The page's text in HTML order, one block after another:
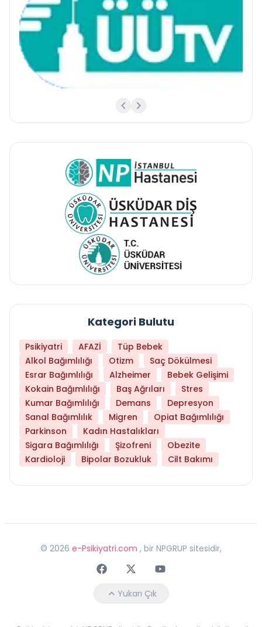
Kategori Bulutu
Psikiyatri AFAZİ
Tüp Bebek
Alkol Bağımlılığı
Otizm
Saç Dökülmesi
Esrar Bağımlılığı
Alzheimer
Bebek Gelişimi
Kokain Bağımlılığı
Baş Ağrıları
Stres
Kumar Bağımlılığı
Demans
Depresyon
Sanal Bağımlılık
Migren
Opiat Bağımlılığı
Parkinson
Kadın Hastalıkları
Sigara Bağımlılığı
Şizofreni
Obezite
Kardioloji
Bipolar Bozukluk Cilt Bakımı
© 2026 e-Psikiyatri.com , bir NPGRUP sitesidir,
FaceebokTwitterYoutube
Yukarı Çık